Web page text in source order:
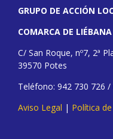
GRUPO DE ACCIÓN
COMARCA DE LIÉBANA
C/ San Roque, nº7, 2ª
39570 Potes
Teléfono: 942 730 726 /
Aviso Legal | Política